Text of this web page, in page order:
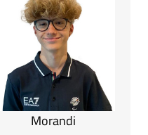
Morandi